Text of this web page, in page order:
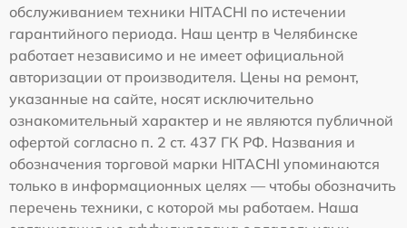
обслуживанием техники HITACHI по истечении
гарантийного периода. Наш центр в Челябинске
работает независимо и не имеет официальной
авторизации от производителя. Цены на ремонт,
указанные на сайте, носят исключительно
ознакомительный характер и не являются публичной
офертой согласно п. 2 ст. 437 ГК РФ. Названия и
обозначения торговой марки HITACHI упоминаются
только в информационных целях — чтобы обозначить
перечень техники, с которой мы работаем. Наша